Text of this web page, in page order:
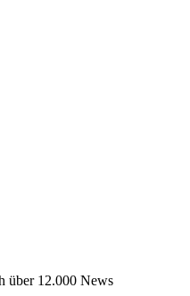
über 12.000 News